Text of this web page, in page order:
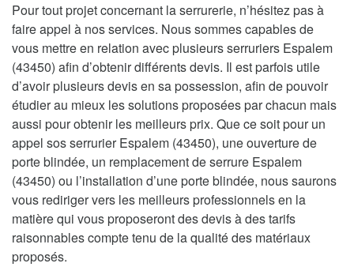
Pour tout projet concernant la serrurerie, n’hésitez pas à
faire appel à nos services. Nous sommes capables de
vous mettre en relation avec plusieurs serruriers Espalem
(43450) afin d’obtenir différents devis. Il est parfois utile
d’avoir plusieurs devis en sa possession, afin de pouvoir
étudier au mieux les solutions proposées par chacun mais
aussi pour obtenir les meilleurs prix. Que ce soit pour un
appel sos serrurier Espalem (43450), une ouverture de
porte blindée, un remplacement de serrure Espalem
(43450) ou l’installation d’une porte blindée, nous saurons
vous rediriger vers les meilleurs professionnels en la
matière qui vous proposeront des devis à des tarifs
raisonnables compte tenu de la qualité des matériaux
proposés.